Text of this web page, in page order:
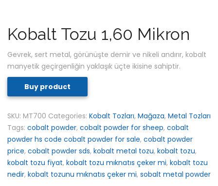
Kobalt Tozu 1,60 Mikron
Gevrek, sert metal, görünüşte demir ve nikeli andırır, kobalt
manyetik geçirgenliğin yaklaşık üçte ikisine sahiptir.
Buy product
SKU: MT700 Categories: Kobalt Tozları, Mağaza, Metal Tozları
Tags: cobalt powder, cobalt powder for sheep, cobalt
powder hs code cobalt powder for sale, cobalt powder
price, cobalt powder sds, kobalt metal tozu, kobalt tozu,
kobalt tozu fiyat, kobalt tozu mıknatıs çeker mi, kobalt tozu
nedir, kobalt tozunu mıknatıs çeker mi, sobalt metal powder